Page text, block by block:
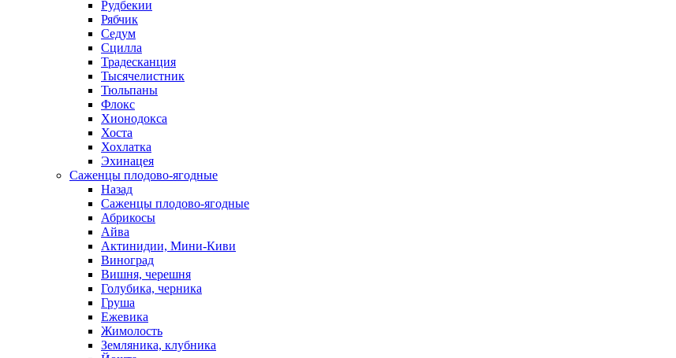
Рудбекии
Рябчик
Седум
Сцилла
Традесканция
Тысячелистник
Тюльпаны
Флокс
Хионодокса
Хоста
Хохлатка
Эхинацея
Саженцы плодово-ягодные
Назад
Саженцы плодово-ягодные
Абрикосы
Айва
Актинидии, Мини-Киви
Виноград
Вишня, черешня
Голубика, черника
Груша
Ежевика
Жимолость
Земляника, клубника